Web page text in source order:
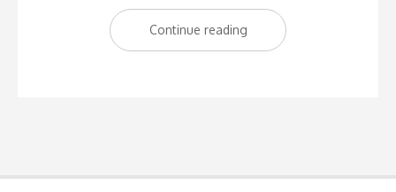
Continue reading
diez